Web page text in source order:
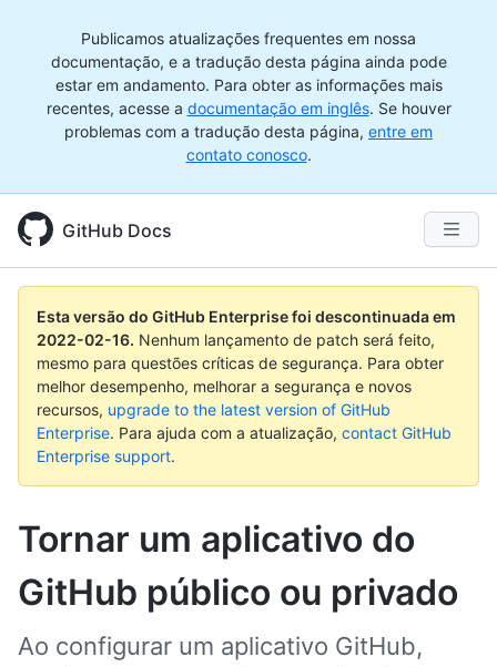
Publicamos atualizações frequentes em nossa
documentação, e a tradução desta página ainda pode
estar em andamento. Para obter as informações mais
recentes, acesse a documentação em inglês. Se houver
problemas com a tradução desta página, entre em
contato conosco.
GitHub Docs
Esta versão do GitHub Enterprise foi descontinuada em
2022-02-16. Nenhum lançamento de patch será feito,
mesmo para questões críticas de segurança. Para obter
melhor desempenho, melhorar a segurança e novos
recursos, upgrade to the latest version of GitHub
Enterprise. Para ajuda com a atualização, contact GitHub
Enterprise support.
Tornar um aplicativo do
GitHub público ou privado
Ao configurar um aplicativo GitHub,